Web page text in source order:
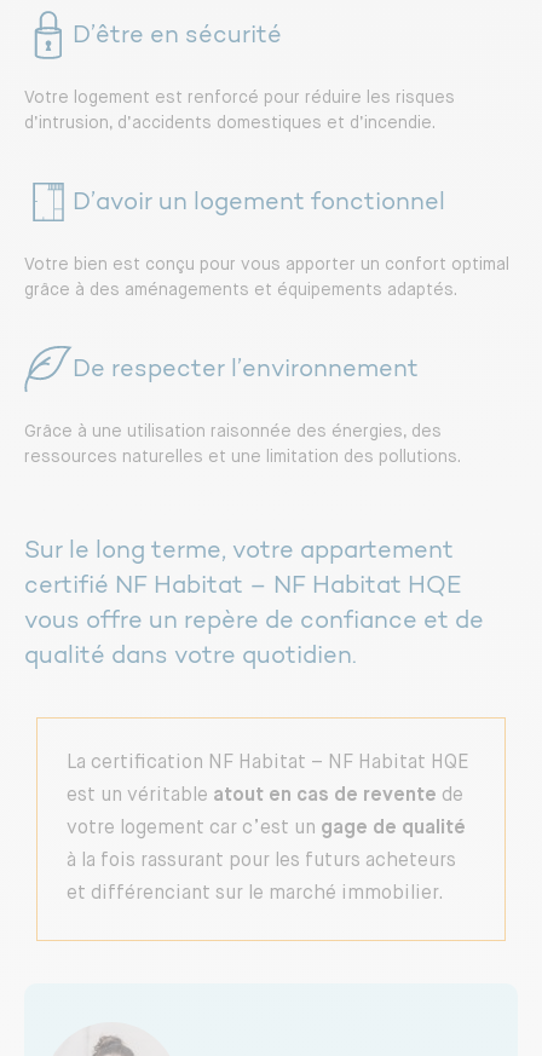
D’être en sécurité
Votre logement est renforcé pour réduire les risques
d’intrusion, d’accidents domestiques et d’incendie.
D’avoir un logement fonctionnel
Votre bien est conçu pour vous apporter un confort optimal
grâce à des aménagements et équipements adaptés.
De respecter l’environnement
Grâce à une utilisation raisonnée des énergies, des
ressources naturelles et une limitation des pollutions.
Sur le long terme, votre appartement
certifié NF Habitat – NF Habitat HQE
vous offre un repère de confiance et de
qualité dans votre quotidien.
La certification NF Habitat – NF Habitat HQE
est un véritable atout en cas de revente de
votre logement car c’est un gage de qualité
à la fois rassurant pour les futurs acheteurs
et différenciant sur le marché immobilier.